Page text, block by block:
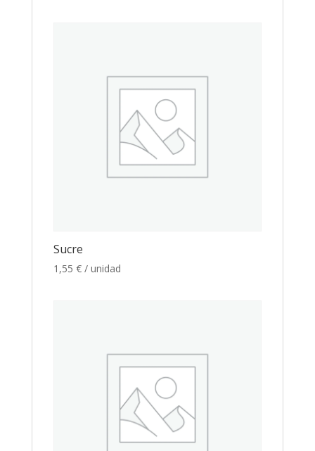
Sucre
1,55 € / unidad